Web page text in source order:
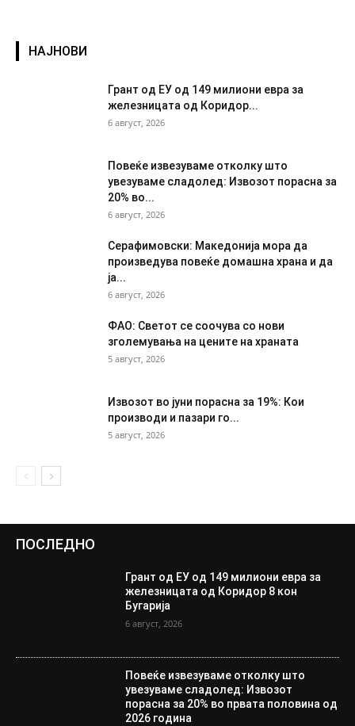
НАЈНОВИ
Грант од ЕУ од 149 милиони евра за
железницата од Коридор...
6 август, 2026
Повеќе извезуваме отколку што
увезуваме сладолед: Извозот порасна за
20% во...
6 август, 2026
Серафимовски: Македонија мора да
произведува повеќе домашна храна и да
ја...
6 август, 2026
ФАО: Светот се соочува со нови
зголемувања на цените на храната
5 август, 2026
Извозот во јуни порасна за 19%: Кои
производи и пазари го...
5 август, 2026
ПОСЛЕДНО
Грант од ЕУ од 149 милиони евра за
железницата од Коридор 8 кон
Бугарија
6 август, 2026
Повеќе извезуваме отколку што
увезуваме сладолед: Извозот
порасна за 20% во првата половина од
2026 година